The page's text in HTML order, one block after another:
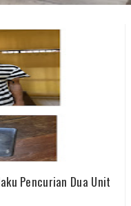
Pencurian Dua Unit